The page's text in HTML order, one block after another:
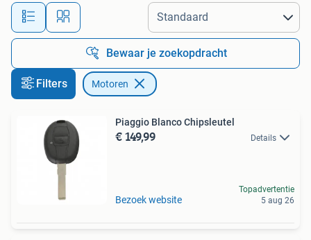
Alle afstanden…
Bewaar je zoekopdracht
Filters Motoren
Piaggio Blanco Chipsleutel
€ 149,99 Details
Bezoek website
Topadvertentie
5 aug 26